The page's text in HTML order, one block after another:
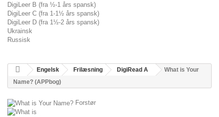
DigiLeer B (fra ½-1 års spansk)
DigiLeer C (fra 1-1½ års spansk)
DigiLeer D (fra 1½-2 års spansk)
Ukrainsk
Russisk
Engelsk Frilæsning DigiRead A
What is Your
Name? (APPbog)
Forstør